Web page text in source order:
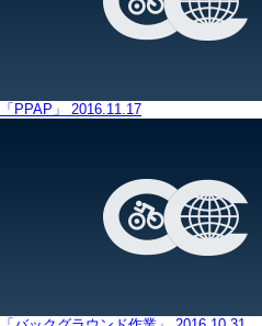
「PPAP」 2016.11.17